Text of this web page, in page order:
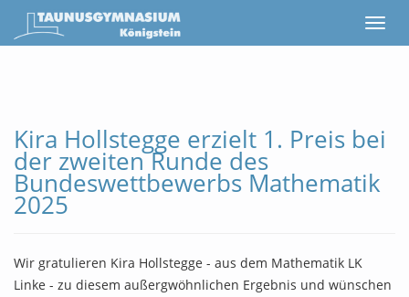
Kira Hollstegge erzielt 1. Preis bei
der zweiten Runde des
Bundeswettbewerbs Mathematik
2025
Wir gratulieren Kira Hollstegge - aus dem Mathematik LK
Linke - zu diesem außergwöhnlichen Ergebnis und wünschen